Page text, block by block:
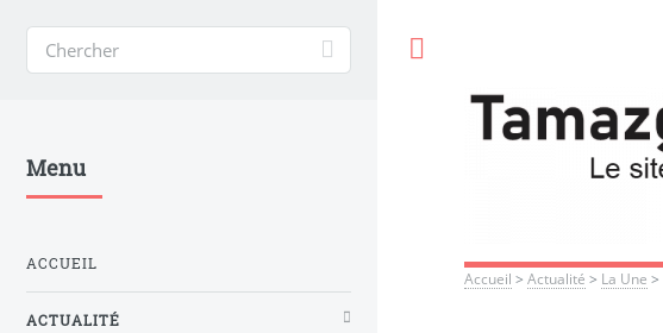
Accueil >Actualité > La Une >
Menu
ACCUEIL
ACTUALITÉ